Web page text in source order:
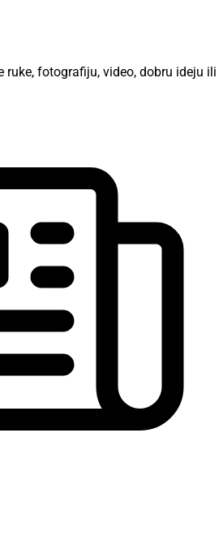
ruke, fotografiju, video, dobru ideju ili